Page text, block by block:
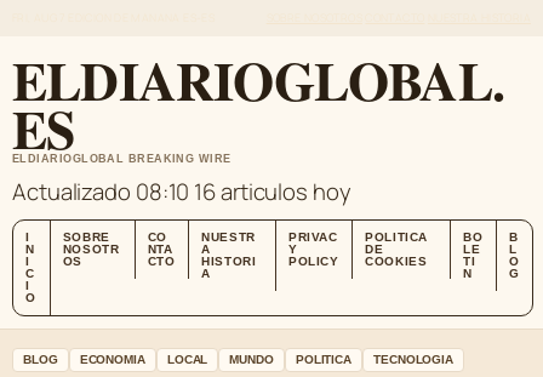
ELDIARIOGLOBAL.
ES
ELDIARIOGLOBAL BREAKING WIRE
Actualizado 08:10 16 articulos hoy
I
N
I
C
I
O
SOBRE
NOSOTR
OS
CO
NTA
CTO
NUESTR
A
HISTORI
A
PRIVAC
Y
POLICY
POLITICA
DE
COOKIES
BO
LE
TI
N
B
L
O
G
BLOG ECONOMIA LOCAL MUNDO POLITICA TECNOLOGIA